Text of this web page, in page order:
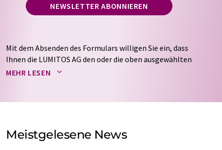
NEWSLETTER ABONNIEREN
Mit dem Absenden des Formulars willigen Sie ein, dass
Ihnen die LUMITOS AG den oder die oben ausgewählten
Newsletter per E-Mail zusendet. Ihre Daten werden
auf Basis unsererDatenschutzerklärung. LUMITOS darf
Meinungsforschung per E-Mail kontaktieren. Ihre
Einwilligung können Sie jederzeit ohne Angabe von
MEHR LESEN
Meistgelesene News